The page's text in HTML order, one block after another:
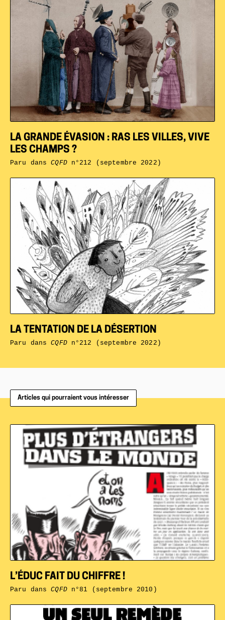
LA TENTATION DE LA DÉSERTION
Paru dansCQFDn°212 (septembre 2022)
LA GRANDE ÉVASION : RAS LES VILLES, VIVE
LES CHAMPS ?
Paru dansCQFDn°212 (septembre 2022)
Articles qui pourraient vous intéresser
L’ÉDUC FAIT DU CHIFFRE !
Paru dansCQFDn°81 (septembre 2010)